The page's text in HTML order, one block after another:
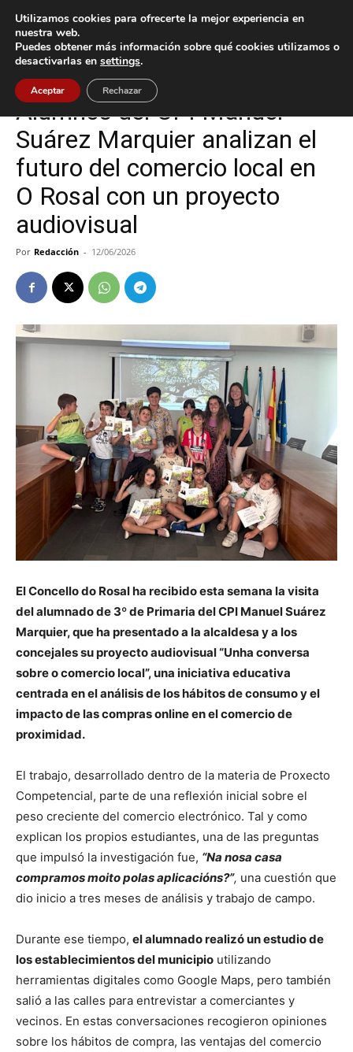
Inicio Cultura / Ocio
Cultura / Ocio O Rosal
Alumnos del CPI Manuel
Suárez Marquier analizan el
futuro del comercio local en
O Rosal con un proyecto
audiovisual
Por Redacción - 12/06/2026
El Concello do Rosal ha recibido esta semana la visita
del alumnado de 3º de Primaria del CPI Manuel Suárez
Marquier, que ha presentado a la alcaldesa y a los
concejales su proyecto audiovisual “Unha conversa
sobre o comercio local”, una iniciativa educativa
centrada en el análisis de los hábitos de consumo y el
impacto de las compras online en el comercio de
proximidad.
El trabajo, desarrollado dentro de la materia de Proxecto
Competencial, parte de una reflexión inicial sobre el
peso creciente del comercio electrónico. Tal y como
explican los propios estudiantes, una de las preguntas
que impulsó la investigación fue, “Na nosa casa
compramos moito polas aplicacións?”, una cuestión que
dio inicio a tres meses de análisis y trabajo de campo.
Durante ese tiempo, el alumnado realizó un estudio de
los establecimientos del municipio utilizando
herramientas digitales como Google Maps, pero también
salió a las calles para entrevistar a comerciantes y
vecinos. En estas conversaciones recogieron opiniones
sobre los hábitos de compra, las ventajas del comercio
Utilizamos cookies para ofrecerte la mejor experiencia en
nuestra web.
Puedes obtener más información sobre qué cookies utilizamos o
desactivarlas en settings.
Aceptar Rechazar